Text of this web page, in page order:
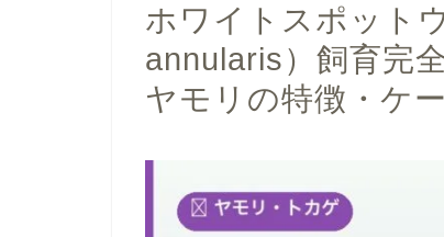
ホワイトスポット
annularis）飼育完
ヤモリの特徴・ケ